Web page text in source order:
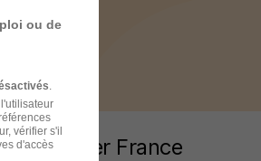
Manpower France
ou de
vérifier s'il
d'accès